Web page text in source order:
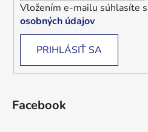
Vložením e-mailu súhlasíte s
osobných údajov
PRIHLÁSIŤ SA
Facebook